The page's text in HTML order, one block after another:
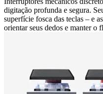
digitação profunda e segura.
superfície fosca das teclas – e
orientar seus dedos e manter o